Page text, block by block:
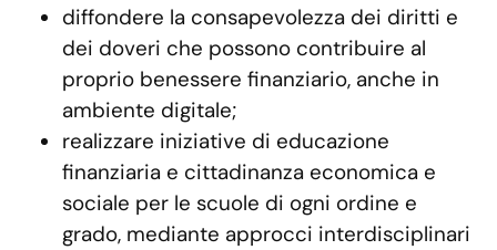
diffondere la consapevolezza dei diritti e
dei doveri che possono contribuire al
proprio benessere finanziario, anche in
ambiente digitale;
realizzare iniziative di educazione
finanziaria e cittadinanza economica e
sociale per le scuole di ogni ordine e
grado, mediante approcci interdisciplinari